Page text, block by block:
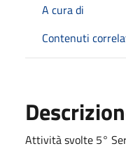
A cura di
Contenuti
Attività svolte 5°